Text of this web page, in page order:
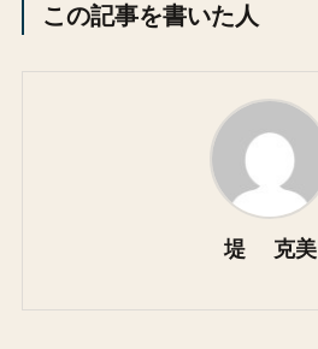
この記事を書いた人
堤 克美